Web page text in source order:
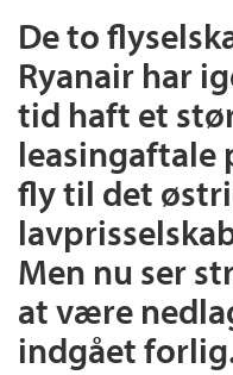
De to
Ryanair har
tid haft et
leasingaftale
fly til det
Men nu ser
at være
indgået